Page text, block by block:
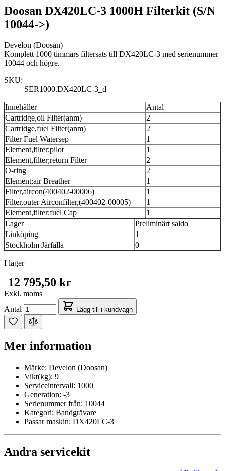
Doosan DX420LC-3 1000H Filterkit (S/N
10044->)
Develon (Doosan)
Komplett 1000 timmars filtersats till DX420LC-3 med serienummer
10044 och högre.
SKU:
SER1000.DX420LC-3_d
Innehåller
Antal
Cartridge,oil Filter(anm)
2
Cartridge,fuel Filter(anm)
2
Filter Fuel Watersep
1
Element,filter;pilot
1
Element,filter;return Filter
2
O-ring
2
Element;air Breather
1
Filter,aircon(400402-00006)
1
Filter,outer Airconfilter,(400402-00005)
1
Element,filter;fuel Cap
1
Lager
Preliminärt saldo
Linköping
1
Stockholm Järfälla
0
I lager
12 795,50 kr
Exkl. moms
Antal
Lägg till i kundvagn
Mer information
Märke: Develon (Doosan)
Vikt(kg): 9
Serviceintervall: 1000
Generation: -3
Serienummer från: 10044
Kategori: Bandgrävare
Passar maskin: DX420LC-3
Andra servicekit